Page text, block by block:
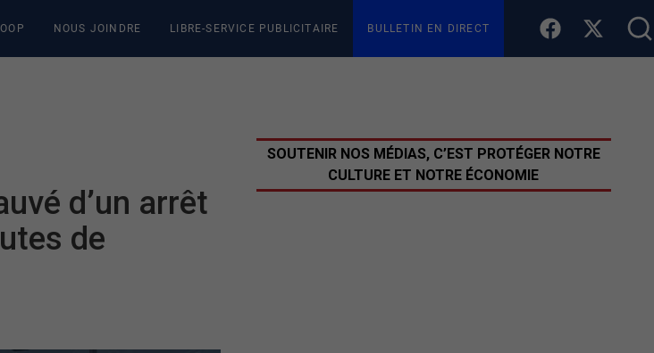
NOUS JOINDRE LIBRE-SERVICE PUBLICITAIRE BULLETIN EN DIRECT
d’un arrêt
de
SOUTENIR NOS MÉDIAS, C’EST PROTÉGER NOTRE
CULTURE ET NOTRE ÉCONOMIE